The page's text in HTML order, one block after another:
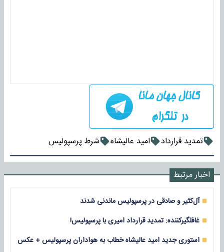
تمدید قرارداد امید عالیشاه شرط پرسپولیس
اخبار مرتبط
آل‌کثیر و صادقی در پرسپولیس ماندنی شدند
غافلگیرکننده: تمدید قرارداد امیری با پرسپولیس!
استوری جدید امید عالیشاه خطاب به هواداران پرسپولیس + عکس